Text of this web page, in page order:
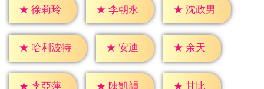
★ 徐莉玲 ★ 李朝永 ★ 沈政男
★ 哈利波特 ★ 安迪 ★ 余天
★ 李亞萍 ★ 陳凱韻 ★ 甘比